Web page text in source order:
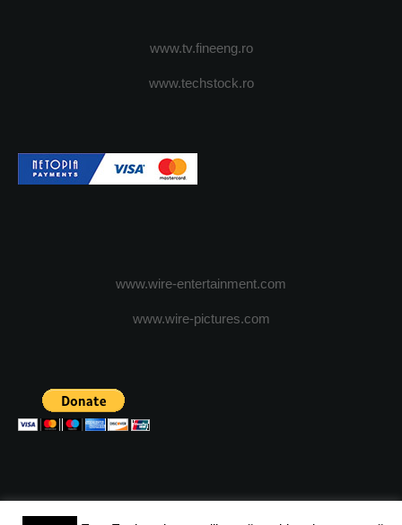
www.tv.fineeng.ro
www.techstock.ro
www.wire-entertainment.com
www.wire-pictures.com